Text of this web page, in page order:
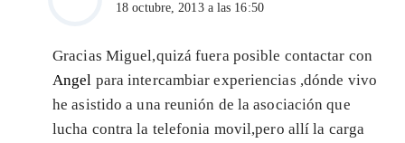
18 octubre, 2013 a las 16:50
Gracias Miguel,quizá fuera posible contactar con
Angel para intercambiar experiencias ,dónde vivo
he asistido a una reunión de la asociación que
lucha contra la telefonia movil,pero allí la carga